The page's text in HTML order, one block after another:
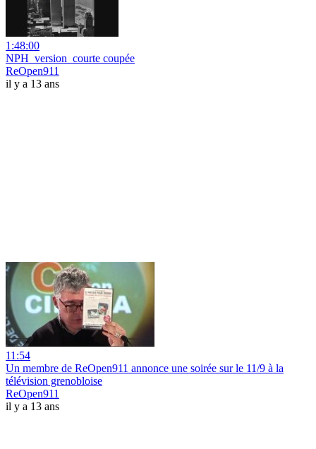
1:48:00
NPH_version_courte coupée
ReOpen911
il y a 13 ans
11:54
Un membre de ReOpen911 annonce une soirée sur le 11/9 à la
télévision grenobloise
ReOpen911
il y a 13 ans